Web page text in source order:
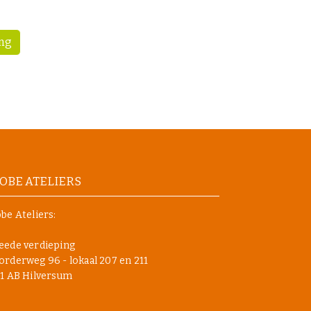
ATELIERS
Ateliers:
verdieping
96 - lokaal 207 en 211
AB Hilversum